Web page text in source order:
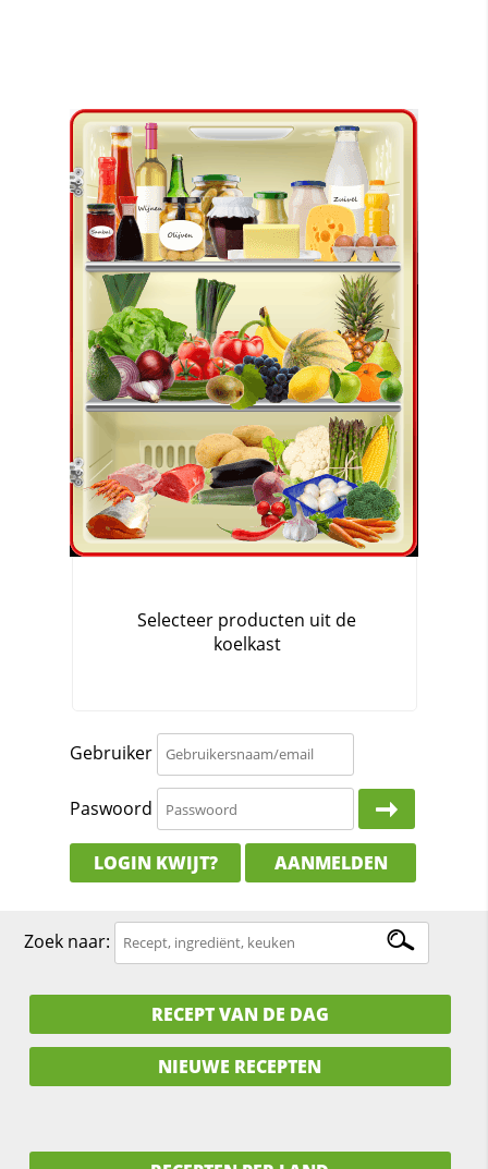
Gebruiker
Paswoord
LOGIN KWIJT? AANMELDEN
Zoek naar:
RECEPT VAN DE DAG
NIEUWE RECEPTEN